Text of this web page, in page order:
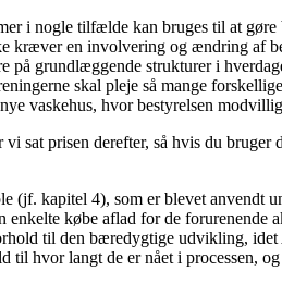
i nogle tilfælde kan bruges til at
en involvering og ændring af
grundlæggende strukturer i
skal pleje så mange
vaskehus, hvor bestyrelsen
sat prisen derefter, så hvis du bruger
(jf. kapitel 4), som er blevet
købe aflad for de
til den bæredygtige udvikling,
til hvor langt de er nået i processen,